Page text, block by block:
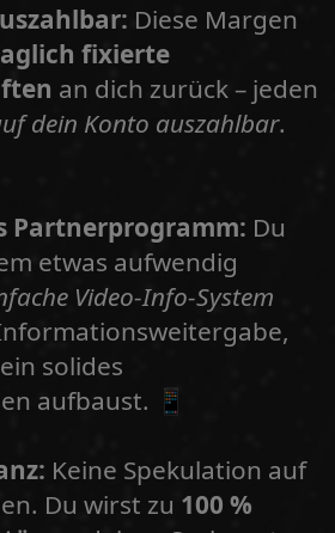
Diese Margen
fixierte
an dich zurück – jeden
dein Konto auszahlbar.
Partnerprogramm: Du
etwas aufwendig
Video-Info-System
solides
aufbaust. 📱
Keine Spekulation auf
Du wirst zu 100 %